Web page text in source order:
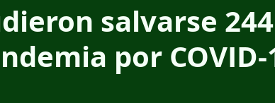
salvarse
por COVID-